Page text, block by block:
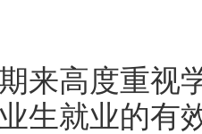
来高度重视
生就业的有